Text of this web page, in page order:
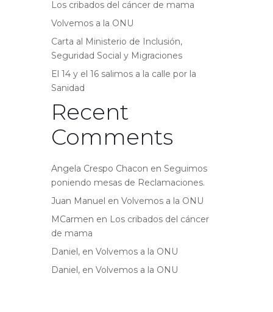
Los cribados del cáncer de mama
Volvemos a la ONU
Carta al Ministerio de Inclusión,
Seguridad Social y Migraciones
El 14 y el 16 salimos a la calle por la
Sanidad
Recent
Comments
Angela Crespo Chacon en Seguimos
poniendo mesas de Reclamaciones.
Juan Manuel en Volvemos a la ONU
MCarmen en Los cribados del cáncer
de mama
Daniel, en Volvemos a la ONU
Daniel, en Volvemos a la ONU